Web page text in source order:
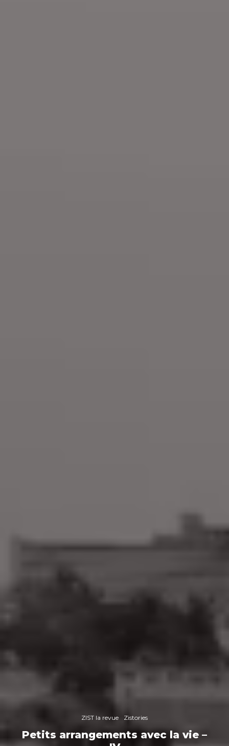
ZIST la revue Zistories
Petits arrangements avec la vie –